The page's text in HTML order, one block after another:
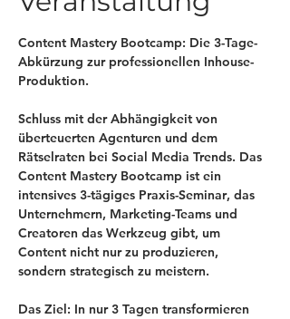
Content Mastery Bootcamp: Die 3-Tage-
Abkürzung zur professionellen Inhouse-
Produktion.
Schluss mit der Abhängigkeit von
überteuerten Agenturen und dem
Rätselraten bei Social Media Trends. Das
Content Mastery Bootcamp ist ein
intensives 3-tägiges Praxis-Seminar, das
Unternehmern, Marketing-Teams und
Creatoren das Werkzeug gibt, um
Content nicht nur zu produzieren,
sondern strategisch zu meistern.
Das Ziel: In nur 3 Tagen transformieren